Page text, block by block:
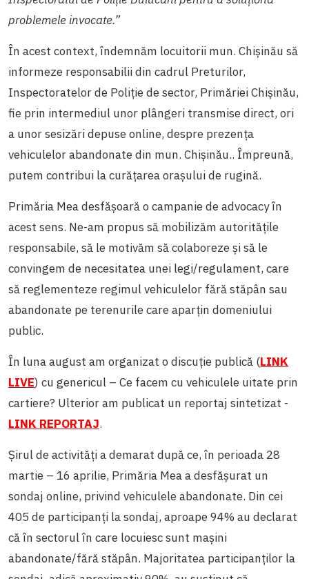
problemele invocate.”
În acest context, îndemnăm locuitorii mun. Chișinău să
informeze responsabilii din cadrul Preturilor,
Inspectoratelor de Poliție de sector, Primăriei Chișinău,
fie prin intermediul unor plângeri transmise direct, ori
a unor sesizări depuse online, despre prezența
vehiculelor abandonate din mun. Chișinău.. Împreună,
putem contribui la curățarea orașului de rugină.
Primăria Mea desfășoară o campanie de advocacy în
acest sens. Ne-am propus să mobilizăm autoritățile
responsabile, să le motivăm să colaboreze și să le
convingem de necesitatea unei legi/regulament, care
să reglementeze regimul vehiculelor fără stăpân sau
abandonate pe terenurile care aparțin domeniului
public.
În luna august am organizat o discuție publică (LINK
LIVE) cu genericul – Ce facem cu vehiculele uitate prin
cartiere? Ulterior am publicat un reportaj sintetizat -
LINK REPORTAJ.
Șirul de activități a demarat după ce, în perioada 28
martie – 16 aprilie, Primăria Mea a desfășurat un
sondaj online, privind vehiculele abandonate. Din cei
405 de participanți la sondaj, aproape 94% au declarat
că în sectorul în care locuiesc sunt mașini
abandonate/fără stăpân. Majoritatea participanților la